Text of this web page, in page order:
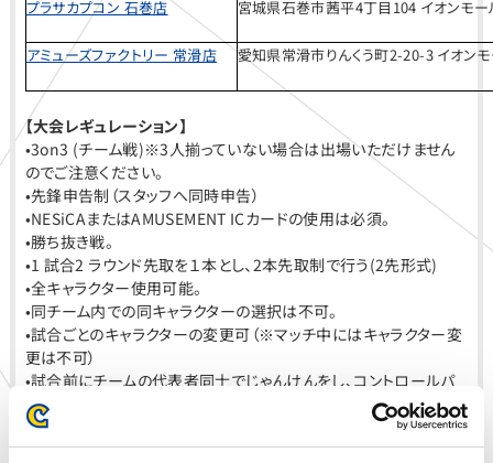
プラサカプコン 石巻店 宮城県石巻市茜平4丁目104 イオンモー
アミューズファクトリー 常滑店 愛知県常滑市りんくう町2-20-3 イオン
【大会レギュレーション】
•3on3 (チーム戦)※3人揃っていない場合は出場いただけません
のでご注意ください。
•先鋒申告制（スタッフへ同時申告）
•NESiCAまたはAMUSEMENT ICカードの使用は必須。
•勝ち抜き戦。
•1 試合2 ラウンド先取を１本とし、2本先取制で行う(2先形式)
•全キャラクター使用可能。
•同チーム内での同キャラクターの選択は不可。
•試合ごとのキャラクターの変更可（※マッチ中にはキャラクター変
更は不可）
•試合前にチームの代表者同士でじゃんけんをし、コントロールパ
ネル（1P/2P）を選択。
•筐体の設定はイベントモード(2先モード)を使用。
•試合開始時のVトリガーの変更は可、試合中のVトリガー変更は不